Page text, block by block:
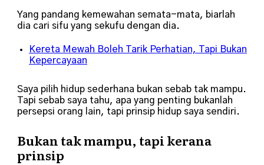
Yang pandang kemewahan semata-mata, biarlah
dia cari sifu yang sekufu dengan dia.
Kereta Mewah Boleh Tarik Perhatian, Tapi Bukan
Kepercayaan
Saya pilih hidup sederhana bukan sebab tak mampu.
Tapi sebab saya tahu, apa yang penting bukanlah
persepsi orang lain, tapi prinsip hidup saya sendiri.
Bukan tak mampu, tapi kerana
prinsip